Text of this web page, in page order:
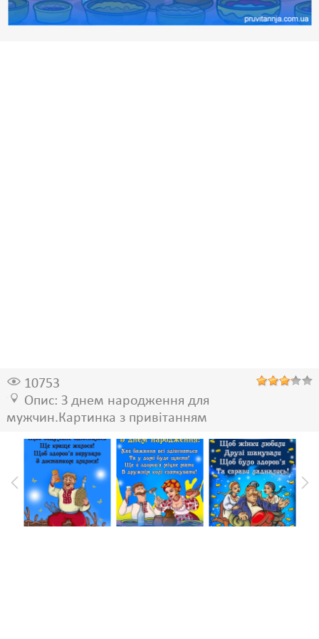
10753
Опис: З днем народження для
мужчин.Картинка з привітанням